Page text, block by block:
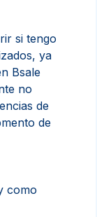
si tengo
ya
Bsale
no
de
de
como